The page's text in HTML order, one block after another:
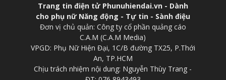
Trang tin điện tử Phunuhiendai.vn - Dành
cho phụ nữ Năng động - Tự tin - Sành điệu
Đơn vị chủ quản: Công ty cổ phần quảng cáo
C.A.M (C.A.M Media)
VPGD: Phụ Nữ Hiện Đại, 1C/B đường TX25, P.Thới
An, TP.HCM
Chịu trách nhiệm nội dung: Nguyễn Thùy Trang -